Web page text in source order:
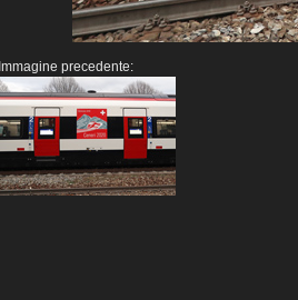
Immagine precedente: